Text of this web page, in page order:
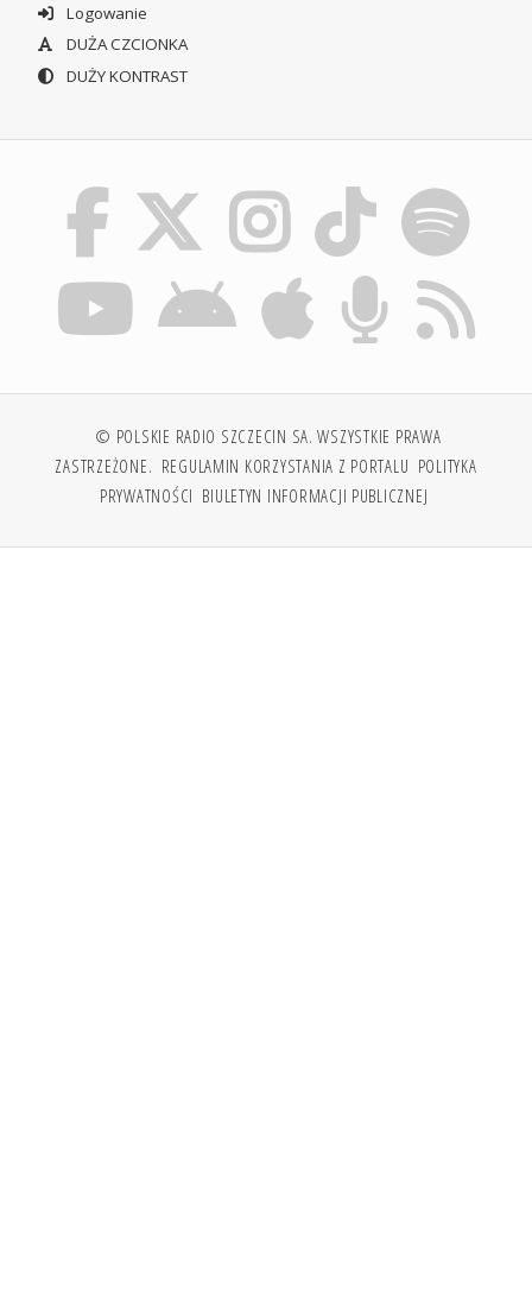
Logowanie
DUŻA CZCIONKA
DUŻY KONTRAST
© POLSKIE RADIO SZCZECIN SA. WSZYSTKIE PRAWA
ZASTRZEŻONE. REGULAMIN KORZYSTANIA Z PORTALU POLITYKA
PRYWATNOŚCI BIULETYN INFORMACJI PUBLICZNEJ